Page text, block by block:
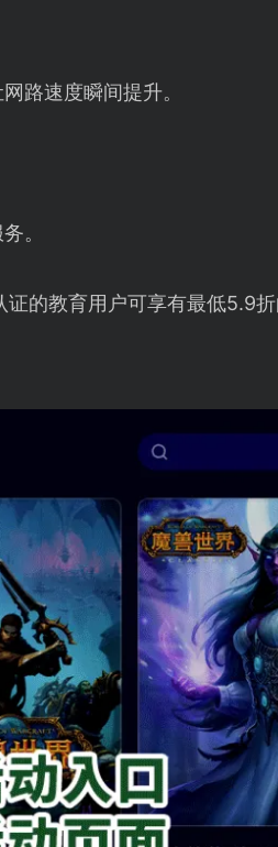
路速度瞬间提升。
。
的教育用户可享有最低5.9折